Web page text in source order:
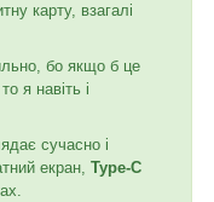
карту, взагалі
бо якщо б це
я навіть і
сучасно і
екран, Type-C